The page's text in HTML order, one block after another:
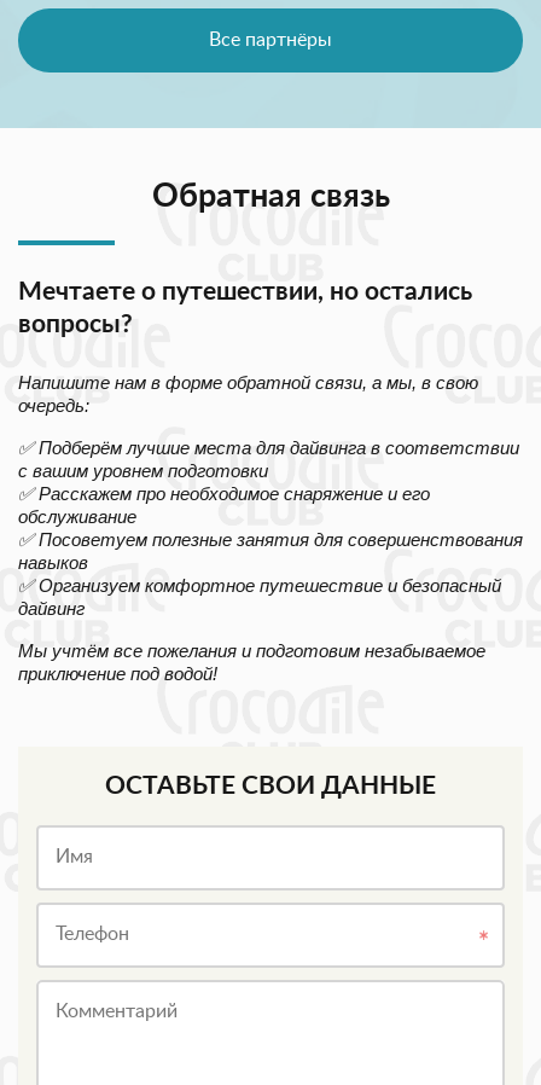
Все партнёры
Обратная связь
Мечтаете о путешествии, но остались
вопросы?
Напишите нам в форме обратной связи, а мы, в свою
очередь:
✅ Подберём лучшие места для дайвинга в соответствии
с вашим уровнем подготовки
✅ Расскажем про необходимое снаряжение и его
обслуживание
✅ Посоветуем полезные занятия для совершенствования
навыков
✅ Организуем комфортное путешествие и безопасный
дайвинг
Мы учтём все пожелания и подготовим незабываемое
приключение под водой!
ОСТАВЬТЕ СВОИ ДАННЫЕ
Имя
Телефон
Комментарий